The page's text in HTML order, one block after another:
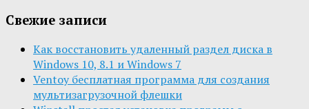
Свежие записи
Как восстановить удаленный раздел диска в
Windows 10, 8.1 и Windows 7
Ventoy бесплатная программа для создания
мультизагрузочной флешки